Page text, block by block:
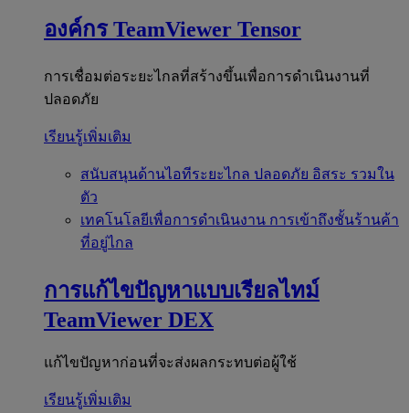
องค์กร TeamViewer Tensor
การเชื่อมต่อระยะไกลที่สร้างขึ้นเพื่อการดำเนินงานที่
ปลอดภัย
เรียนรู้เพิ่มเติม
สนับสนุนด้านไอทีระยะไกล ปลอดภัย อิสระ รวมใน
ตัว
เทคโนโลยีเพื่อการดำเนินงาน การเข้าถึงชั้นร้านค้า
ที่อยู่ไกล
การแก้ไขปัญหาแบบเรียลไทม์
TeamViewer DEX
แก้ไขปัญหาก่อนที่จะส่งผลกระทบต่อผู้ใช้
เรียนรู้เพิ่มเติม